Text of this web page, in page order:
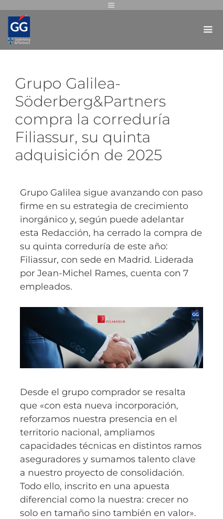
Grupo Galilea-
Söderberg&Partners
compra la correduría
Filiassur, su quinta
adquisición de 2025
Grupo Galilea sigue avanzando con paso
firme en su estrategia de crecimiento
inorgánico y, según puede adelantar
esta Redacción, ha cerrado la compra de
su quinta correduría de este año:
Filiassur, con sede en Madrid. Liderada
por Jean-Michel Rames, cuenta con 7
empleados.
Desde el grupo comprador se resalta
que «con esta nueva incorporación,
reforzamos nuestra presencia en el
territorio nacional, ampliamos
capacidades técnicas en distintos ramos
aseguradores y sumamos talento clave
a nuestro proyecto de consolidación.
Todo ello, inscrito en una apuesta
diferencial como la nuestra: crecer no
solo en tamaño sino también en valor».